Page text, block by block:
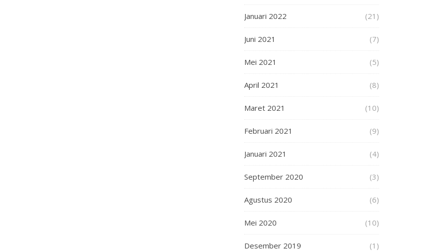
Januari 2022 (21)
Juni 2021 (7)
Mei 2021 (5)
April 2021 (8)
Maret 2021 (10)
Februari 2021 (9)
Januari 2021 (4)
September 2020 (3)
Agustus 2020 (6)
Mei 2020 (10)
Desember 2019 (1)